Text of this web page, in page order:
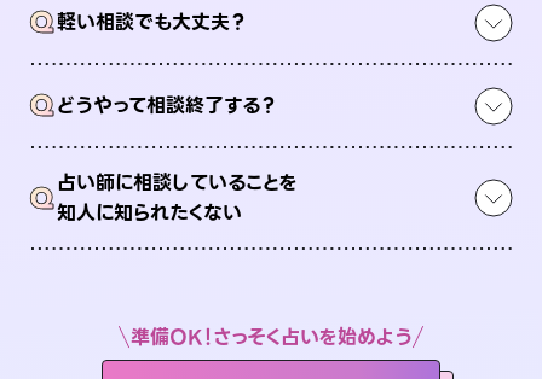
Q軽い相談でも大丈夫？
Qどうやって相談終了する？
Q占い師に相談していることを
知人に知られたくない
準備OK！さっそく占いを始めよう